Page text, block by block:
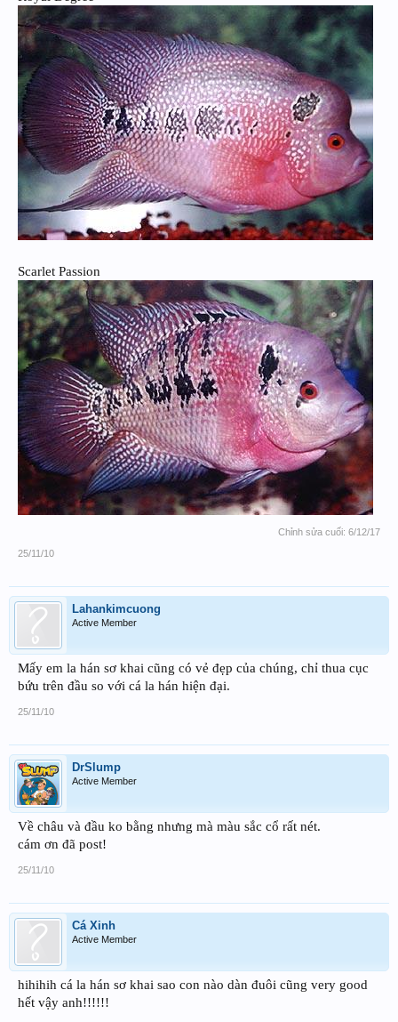
Scarlet Passion
Chỉnh sửa cuối: 6/12/17
25/11/10
Lahankimcuong
Active Member
Mấy em la hán sơ khai cũng có vẻ đẹp của chúng, chỉ thua cục
bứu trên đầu so với cá la hán hiện đại.
25/11/10
DrSlump
Active Member
Về châu và đầu ko bằng nhưng mà màu sắc cổ rất nét.
cám ơn đã post!
25/11/10
Cá Xinh
Active Member
hihihih cá la hán sơ khai sao con nào dàn đuôi cũng very good
hết vậy anh!!!!!!